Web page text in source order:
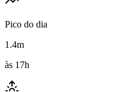
Pico do dia
1.4m
às 17h